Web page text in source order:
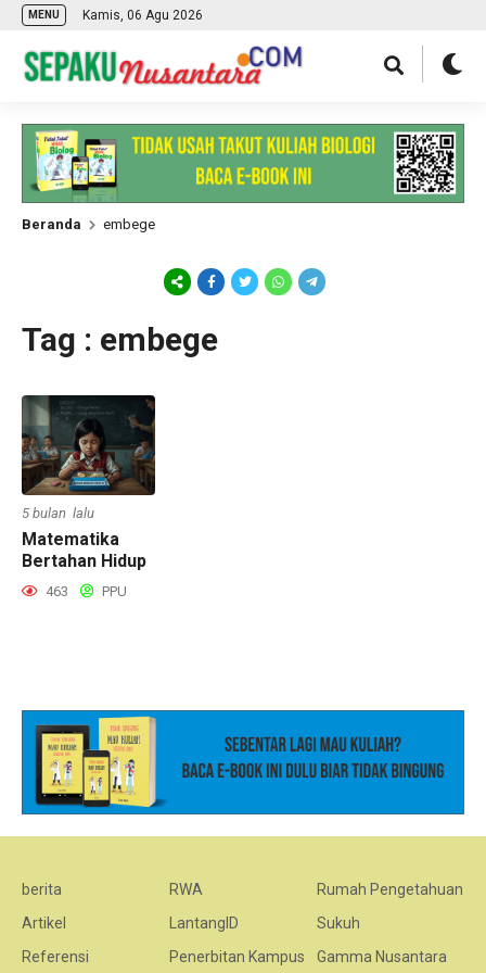
MENU Kamis, 06 Agu 2026
Beranda embege
Tag : embege
5 bulan lalu
Matematika
Bertahan Hidup
463 PPU
berita
Artikel
Referensi
RWA
LantangID
Penerbitan Kampus
Rumah Pengetahuan
Sukuh
Gamma Nusantara